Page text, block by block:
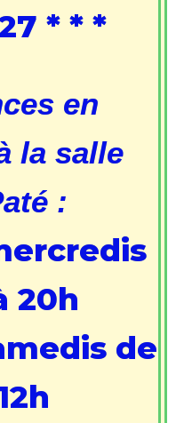
* * *
en
la salle
:
20h
de